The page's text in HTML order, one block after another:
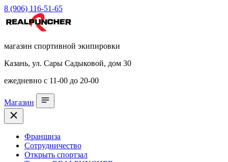
8 (906) 116-51-65
магазин спортивной экипировки
Казань, ул. Сары Садыковой, дом 30
ежедневно с 11-00 до 20-00
Магазин
Франшиза
Сотрудничество
Открыть спортзал